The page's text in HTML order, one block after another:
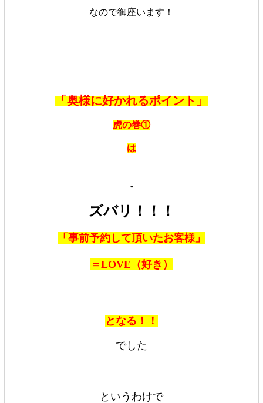
なので御座います！
「奥様に好かれるポイント」
虎の巻①
は
↓
ズバリ！！！
「事前予約して頂いたお客様」
＝LOVE（好き）
となる！！
でした
というわけで